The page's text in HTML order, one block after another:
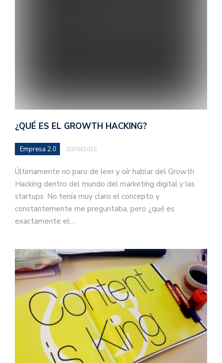
¿QUÉ ES EL GROWTH HACKING?
Empresa 2.0 03/08/2015
Últimamente no paro de leer y oír hablar del Growth
Hacking dentro del mundo del marketing digital y las
startups. No tenía muy claro el concepto y
constantemente me preguntaba, pero ¿qué es
exactamente el…